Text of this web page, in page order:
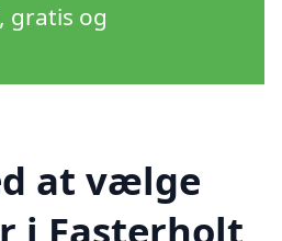
gratis og
at vælge